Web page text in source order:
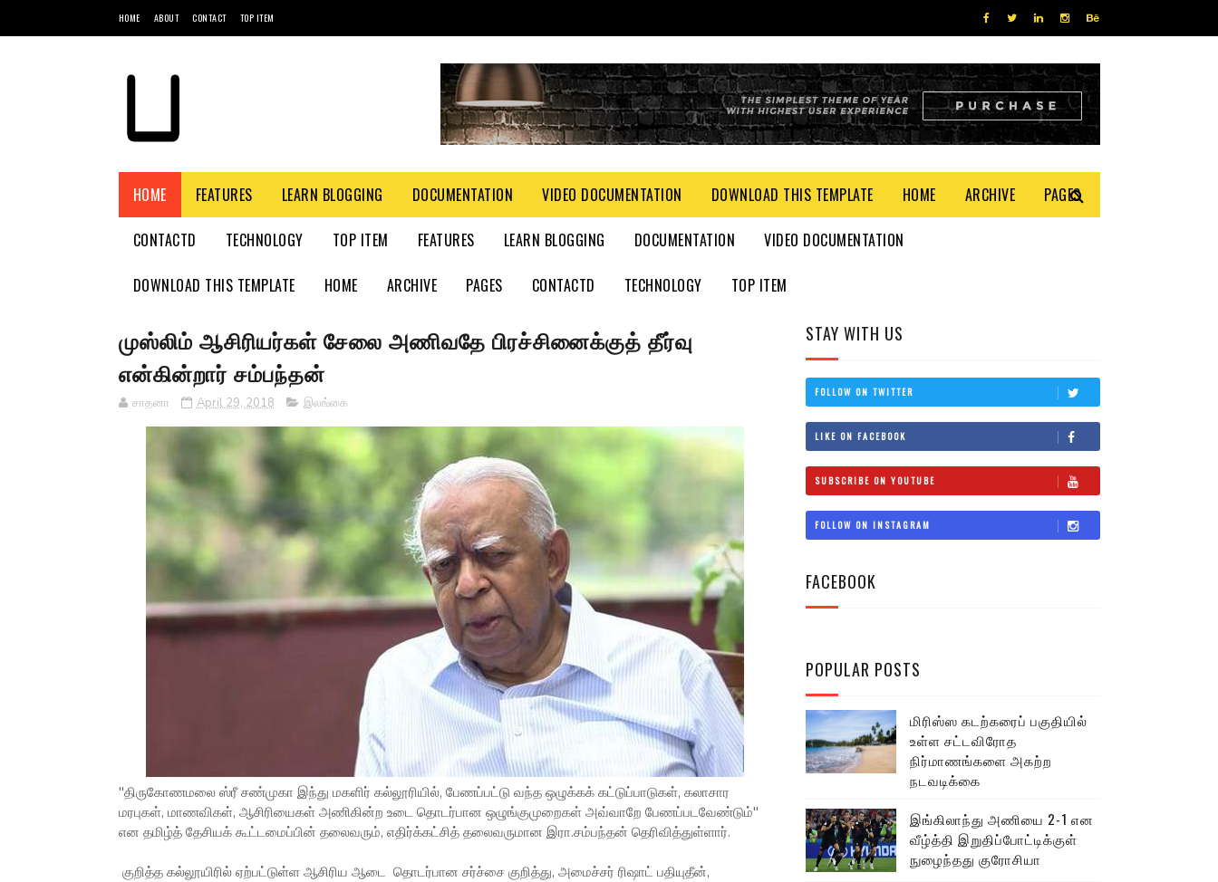
HOME ABOUT CONTACT TOP ITEM
HOME FEATURES LEARN BLOGGING DOCUMENTATION VIDEO DOCUMENTATION DOWNLOAD THIS TEMPLATE HOME ARCHIVE PAGES
CONTACTD TECHNOLOGY TOP ITEM FEATURES LEARN BLOGGING DOCUMENTATION VIDEO DOCUMENTATION
DOWNLOAD THIS TEMPLATE HOME ARCHIVE PAGES CONTACTD TECHNOLOGY TOP ITEM
முஸ்லிம் ஆசிரியர்கள் சேலை அணிவதே பிரச்சினைக்குத் தீர்வு
என்கின்றார் சம்பந்தன்
சாதனா April 29, 2018 இலங்கை
"திருகோணமலை ஸ்ரீ சண்முகா இந்து மகளிர் கல்லூரியில், பேணப்பட்டு வந்த ஒழுக்கக் கட்டுப்பாடுகள், கலாசார
மரபுகள், மாணவிகள், ஆசிரியைகள் அணிகின்ற உடை தொடர்பான ஒழுங்குமுறைகள் அவ்வாறே பேணப்படவேண்டும்"
என தமிழ்த் தேசியக் கூட்டமைப்பின் தலைவரும், எதிர்க்கட்சித் தலைவருமான இரா.சம்பந்தன் தெரிவித்துள்ளார்.
குறித்த கல்லூயிரில் ஏற்பட்டுள்ள ஆசிரிய ஆடை தொடர்பான சர்ச்சை குறித்து, அமைச்சர் ரிஷாட் பதியுதீன்,
STAY WITH US
FOLLOW ON TWITTER
LIKE ON FACEBOOK
SUBSCRIBE ON YOUTUBE
FOLLOW ON INSTAGRAM
FACEBOOK
POPULAR POSTS
மிரிஸ்ஸ கடற்கரைப் பகுதியில்
உள்ள சட்டவிரோத
நிர்மாணங்களை அகற்ற
நடவடிக்கை
இங்கிலாந்து அணியை 2-1 என
வீழ்த்தி இறுதிப்போட்டிக்குள்
நுழைந்தது குரோசியா